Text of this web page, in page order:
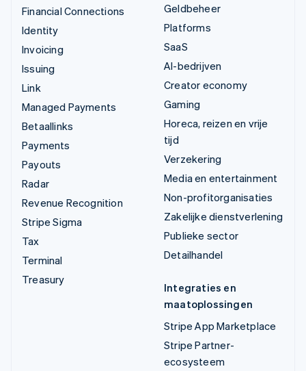
Financial Connections
Identity
Invoicing
Issuing
Link
Managed Payments
Betaallinks
Payments
Payouts
Radar
Revenue Recognition
Stripe Sigma
Tax
Terminal
Treasury
Geldbeheer
Platforms
SaaS
AI-bedrijven
Creator economy
Gaming
Horeca, reizen en vrije
tijd
Verzekering
Media en entertainment
Non-profitorganisaties
Zakelijke dienstverlening
Publieke sector
Detailhandel
Integraties en
maatoplossingen
Stripe App Marketplace
Stripe Partner-
ecosysteem